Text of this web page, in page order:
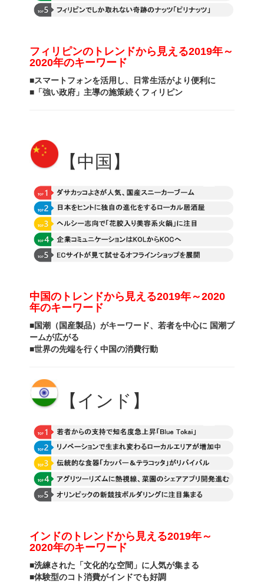
フィリピンのトレンドから見える2019年～
2020年のキーワード
■スマートフォンを活用し、日常生活がより便利に
■ 「強い政府」主導の施策続くフィリピン
【中国】
中国のトレンドから見える2019年～2020
年のキーワード
■国潮（国産製品）がキーワード、若者を中心に 国潮ブ
ームが広がる
■世界の先端を行く中国の消費行動
【インド】
インドのトレンドから見える2019年～
2020年のキーワード
■洗練された「文化的な空間」に人気が集まる
■体験型のコト消費がインドでも好調